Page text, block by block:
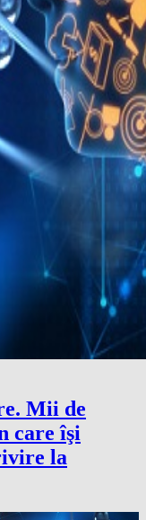
Mii de
care îşi
la